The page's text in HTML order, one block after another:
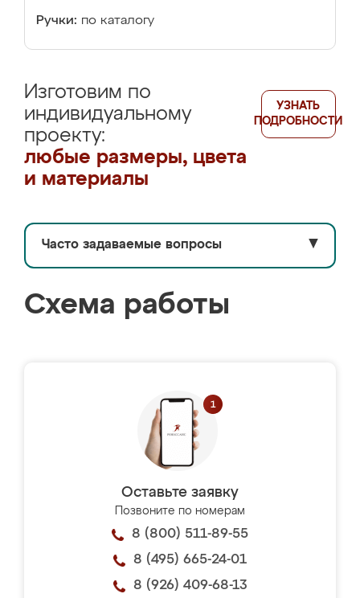
Ручки: по каталогу
Изготовим по
индивидуальному
проекту:
любые размеры, цвета
и материалы
УЗНАТЬ
ПОДРОБНОСТИ
Часто задаваемые вопросы ▼
Схема работы
Оставьте заявку
Позвоните по номерам
8 (800) 511-89-55
8 (495) 665-24-01
8 (926) 409-68-13